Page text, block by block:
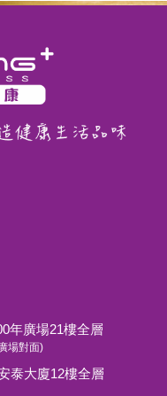
年廣場21樓全層
場對面)
泰大廈12樓全層